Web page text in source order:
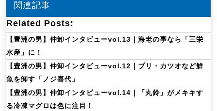
関連記事
Related Posts:
【豊洲の男】仲卸インタビューvol.13｜海老の事なら「三栄
水産」に！
【豊洲の男】仲卸インタビューvol.12｜ブリ・カツオなど鮮
魚を卸す「ノジ喜代」
【豊洲の男】仲卸インタビューvol.14｜「丸鈴」がメキキす
る冷凍マグロは色に注目！